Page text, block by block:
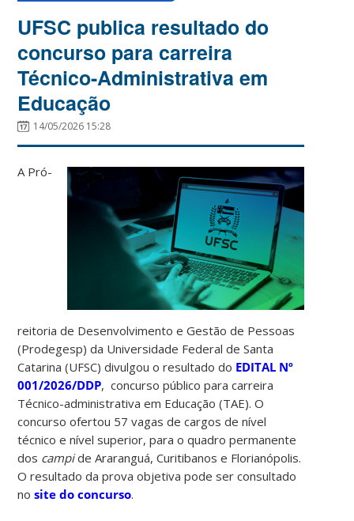
UFSC publica resultado do
concurso para carreira
Técnico-Administrativa em
Educação
14/05/2026 15:28
A Pró-
reitoria de Desenvolvimento e Gestão de Pessoas
(Prodegesp) da Universidade Federal de Santa
Catarina (UFSC) divulgou o resultado do EDITAL Nº
001/2026/DDP, concurso público para carreira
Técnico-administrativa em Educação (TAE). O
concurso ofertou 57 vagas de cargos de nível
técnico e nível superior, para o quadro permanente
dos campide Araranguá, Curitibanos e Florianópolis.
O resultado da prova objetiva pode ser consultado
nosite do concurso.